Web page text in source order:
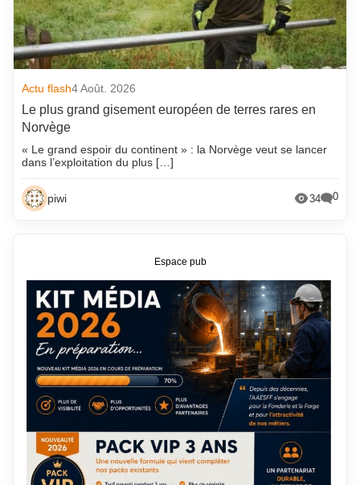
Actu flash4 Août. 2026
Le plus grand gisement européen de terres rares en
Norvège
« Le grand espoir du continent » : la Norvège veut se lancer
dans l’exploitation du plus […]
piwi 34 0
Espace pub